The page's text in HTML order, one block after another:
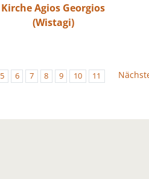
Kirche Agios Georgios
(Wistagi)
5 6 7 8 9 10 11